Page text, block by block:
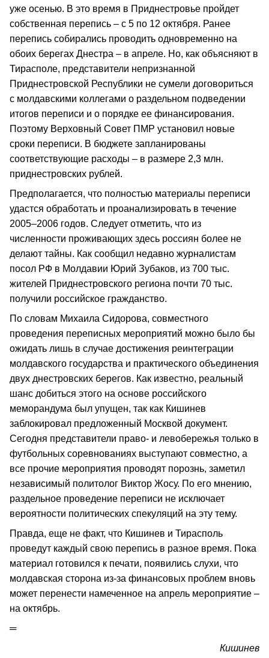
уже осенью. В это время в Приднестровье пройдет
собственная перепись – с 5 по 12 октября. Ранее
перепись собирались проводить одновременно на
обоих берегах Днестра – в апреле. Но, как объясняют в
Тирасполе, представители непризнанной
Приднестровской Республики не сумели договориться
с молдавскими коллегами о раздельном подведении
итогов переписи и о порядке ее финансирования.
Поэтому Верховный Совет ПМР установил новые
сроки переписи. В бюджете запланированы
соответствующие расходы – в размере 2,3 млн.
приднестровских рублей.
Предполагается, что полностью материалы переписи
удастся обработать и проанализировать в течение
2005–2006 годов. Следует отметить, что из
численности проживающих здесь россиян более не
делают тайны. Как сообщил недавно журналистам
посол РФ в Молдавии Юрий Зубаков, из 700 тыс.
жителей Приднестровского региона почти 70 тыс.
получили российское гражданство.
По словам Михаила Сидорова, совместного
проведения переписных мероприятий можно было бы
ожидать лишь в случае достижения реинтеграции
молдавского государства и практического объединения
двух днестровских берегов. Как известно, реальный
шанс добиться этого на основе российского
меморандума был упущен, так как Кишинев
заблокировал предложенный Москвой документ.
Сегодня представители право- и левобережья только в
футбольных соревнованиях выступают совместно, а
все прочие мероприятия проводят порознь, заметил
независимый политолог Виктор Жосу. По его мнению,
раздельное проведение переписи не исключает
вероятности политических спекуляций на эту тему.
Правда, еще не факт, что Кишинев и Тирасполь
проведут каждый свою перепись в разное время. Пока
материал готовился к печати, появились слухи, что
молдавская сторона из-за финансовых проблем вновь
может перенести намеченное на апрель мероприятие –
на октябрь.
═
Кишинев